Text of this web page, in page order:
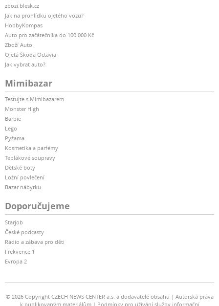
zbozi.blesk.cz
Jak na prohlídku ojetého vozu?
HobbyKompas
Auto pro začátečníka do 100 000 Kč
Zboží Auto
Ojetá Škoda Octavia
Jak vybrat auto?
Mimibazar
Testujte s Mimibazarem
Monster High
Barbie
Lego
Pyžama
Kosmetika a parfémy
Teplákové soupravy
Dětské boty
Ložní povlečení
Bazar nábytku
Doporučujeme
Starjob
České podcasty
Rádio a zábava pro děti
Frekvence 1
Evropa 2
© 2026 Copyright CZECH NEWS CENTER a.s. a dodavatelé obsahu
Autorská práva
k publikovaným materiálům
Podmínky pro užívání služby informační